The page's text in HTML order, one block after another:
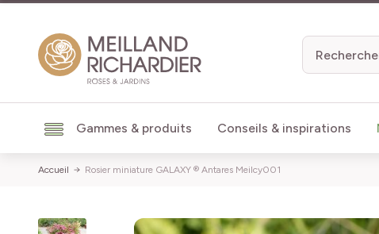
Gammes & produits Conseils & inspirations
Accueil Rosier miniature GALAXY ® Antares Meilcy001